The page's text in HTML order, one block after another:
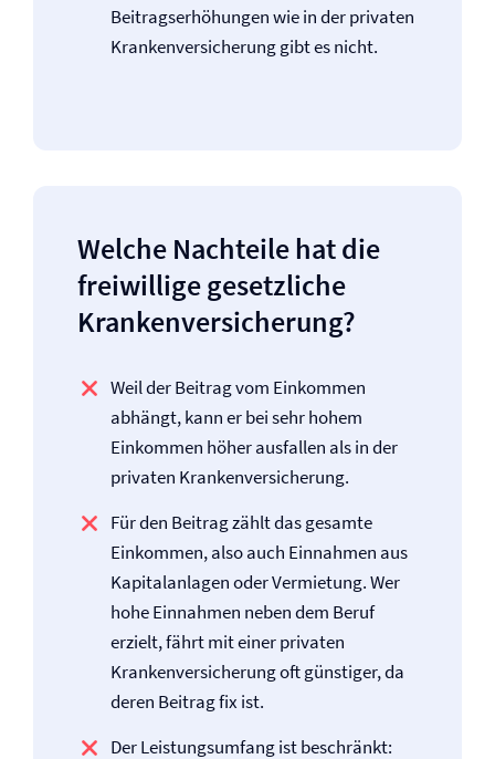
Beitragserhöhungen wie in der privaten
Kranken­versicherung gibt es nicht.
Welche Nachteile hat die
freiwillige gesetzliche
Kranken­versicherung?
Weil der Beitrag vom Einkommen
abhängt, kann er bei sehr hohem
Einkommen höher ausfallen als in der
privaten Kranken­versicherung.
Für den Beitrag zählt das gesamte
Einkommen, also auch Einnahmen aus
Kapitalanlagen oder Vermietung. Wer
hohe Einnahmen neben dem Beruf
erzielt, fährt mit einer privaten
Kranken­versicherung oft günstiger, da
deren Beitrag fix ist.
Der Leistungsumfang ist beschränkt: